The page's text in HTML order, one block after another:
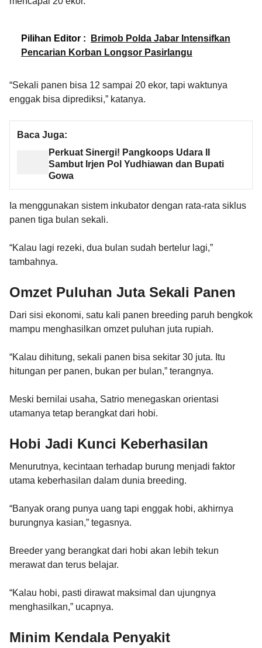
Pilihan Editor :
Brimob Polda Jabar Intensifkan
Pencarian Korban Longsor Pasirlangu
“Sekali panen bisa 12 sampai 20 ekor, tapi waktunya
enggak bisa diprediksi,” katanya.
Baca Juga:
Perkuat Sinergi! Pangkoops Udara II
Sambut Irjen Pol Yudhiawan dan Bupati
Gowa
Ia menggunakan sistem inkubator dengan rata-rata siklus
panen tiga bulan sekali.
“Kalau lagi rezeki, dua bulan sudah bertelur lagi,”
tambahnya.
Omzet Puluhan Juta Sekali Panen
Dari sisi ekonomi, satu kali panen breeding paruh bengkok
mampu menghasilkan omzet puluhan juta rupiah.
“Kalau dihitung, sekali panen bisa sekitar 30 juta. Itu
hitungan per panen, bukan per bulan,” terangnya.
Meski bernilai usaha, Satrio menegaskan orientasi
utamanya tetap berangkat dari hobi.
Hobi Jadi Kunci Keberhasilan
Menurutnya, kecintaan terhadap burung menjadi faktor
utama keberhasilan dalam dunia breeding.
“Banyak orang punya uang tapi enggak hobi, akhirnya
burungnya kasian,” tegasnya.
Breeder yang berangkat dari hobi akan lebih tekun
merawat dan terus belajar.
“Kalau hobi, pasti dirawat maksimal dan ujungnya
menghasilkan,” ucapnya.
Minim Kendala Penyakit